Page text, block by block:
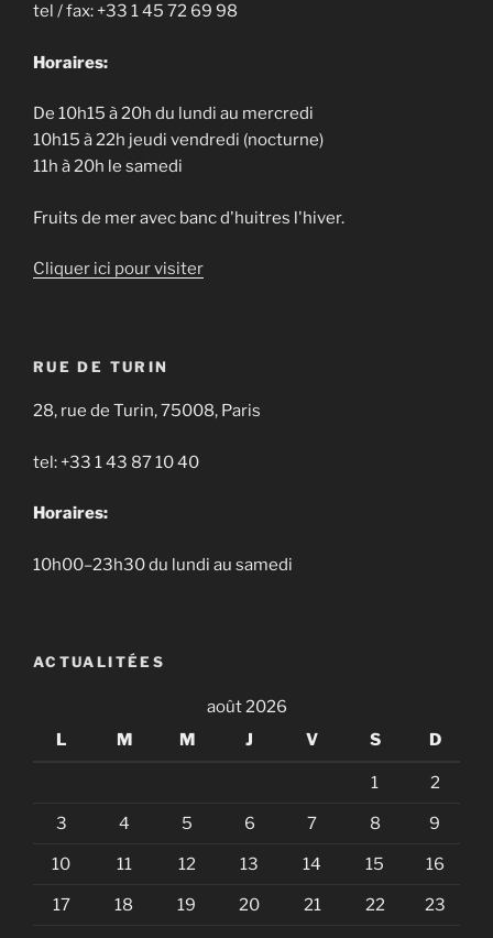
tel / fax: +33 1 45 72 69 98
Horaires:
De 10h15 à 20h du lundi au mercredi
10h15 à 22h jeudi vendredi (nocturne)
11h à 20h le samedi
Fruits de mer avec banc d'huitres l'hiver.
Cliquer ici pour visiter
RUE DE TURIN
28, rue de Turin, 75008, Paris
tel: +33 1 43 87 10 40
Horaires:
10h00–23h30 du lundi au samedi
ACTUALITÉES
août 2026
L
M M J V S D
1 2
3 4 5 6 7 8 9
10 11 12 13 14 15 16
17 18 19 20 21 22 23